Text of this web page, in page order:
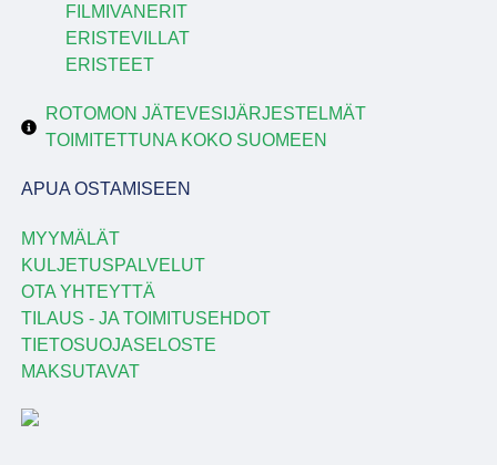
FILMIVANERIT
ERISTEVILLAT
ERISTEET
ROTOMON JÄTEVESIJÄRJESTELMÄT
TOIMITETTUNA KOKO SUOMEEN
APUA OSTAMISEEN
MYYMÄLÄT
KULJETUSPALVELUT
OTA YHTEYTTÄ
TILAUS - JA TOIMITUSEHDOT
TIETOSUOJASELOSTE
MAKSUTAVAT